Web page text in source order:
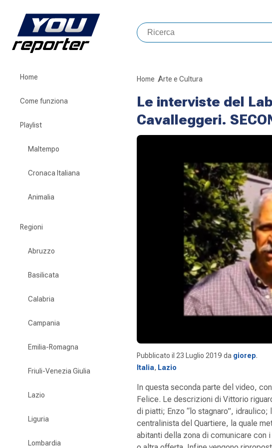
Home
Come funziona
Playlist
Maltempo
Cronaca Italiana
Animalia
Regioni
Abruzzo
Basilicata
Calabria
Campania
Emilia-Romagna
Friuli-Venezia Giulia
Lazio
Liguria
Lombardia
Home Arte e Cultura
Le interviste del
Cavalleggeri.
Pubblicato il 23 Luglio 2019 da giorep.
Italia, Lazio
In questa seconda parte del video,
Felice. Le descrizioni di Vittorio
di piatti; Enzo “lo stagnaro”, idraulico;
centralinista del Quartiere, la quale
abitanti della zona di comunicare con